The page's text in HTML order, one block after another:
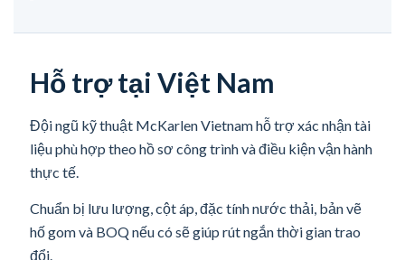
Hỗ trợ tại Việt Nam
Đội ngũ kỹ thuật McKarlen Vietnam hỗ trợ xác nhận tài
liệu phù hợp theo hồ sơ công trình và điều kiện vận hành
thực tế.
Chuẩn bị lưu lượng, cột áp, đặc tính nước thải, bản vẽ
hố gom và BOQ nếu có sẽ giúp rút ngắn thời gian trao
đổi.